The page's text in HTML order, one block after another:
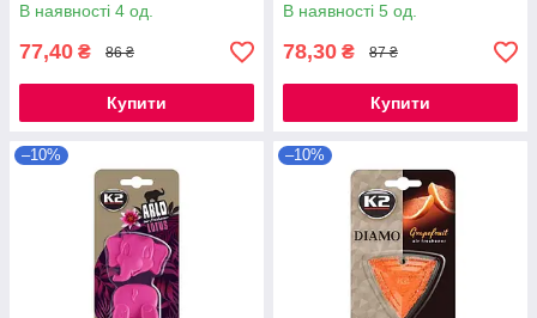
В наявності 4 од.
77,40 ₴ 86 ₴
Купити
В наявності 5 од.
78,30 ₴ 87 ₴
Купити
–10% –10%